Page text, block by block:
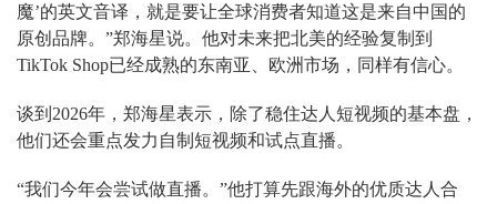
魔’的英文音译，就是要让全球消费者知道这是来自中国的
原创品牌。”郑海星说。他对未来把北美的经验复制到
TikTok Shop已经成熟的东南亚、欧洲市场，同样有信心。
谈到2026年，郑海星表示，除了稳住达人短视频的基本盘，
他们还会重点发力自制短视频和试点直播。
“我们今年会尝试做直播。”他打算先跟海外的优质达人合